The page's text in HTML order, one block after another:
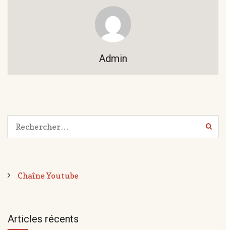
Admin
Chaîne Youtube
Articles récents